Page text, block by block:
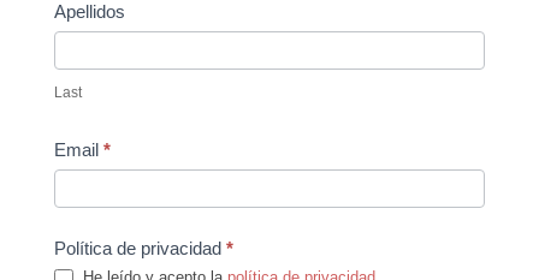
Apellidos
Last
Email *
Política de privacidad *